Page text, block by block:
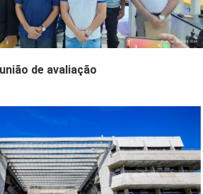
de avaliação